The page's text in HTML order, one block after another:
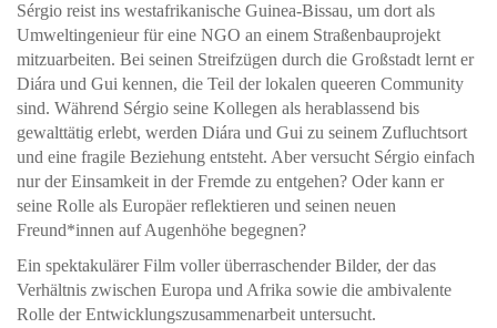
Sérgio reist ins westafrikanische Guinea-Bissau, um dort als
Umweltingenieur für eine NGO an einem Straßenbauprojekt
mitzuarbeiten. Bei seinen Streifzügen durch die Großstadt lernt er
Diára und Gui kennen, die Teil der lokalen queeren Community
sind. Während Sérgio seine Kollegen als herablassend bis
gewalttätig erlebt, werden Diára und Gui zu seinem Zufluchtsort
und eine fragile Beziehung entsteht. Aber versucht Sérgio einfach
nur der Einsamkeit in der Fremde zu entgehen? Oder kann er
seine Rolle als Europäer reflektieren und seinen neuen
Freund*innen auf Augenhöhe begegnen?
Ein spektakulärer Film voller überraschender Bilder, der das
Verhältnis zwischen Europa und Afrika sowie die ambivalente
Rolle der Entwicklungszusammenarbeit untersucht.